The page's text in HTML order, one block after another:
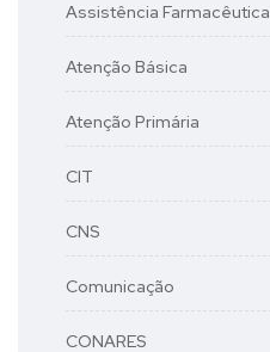
Assistência Farmacêutica
Atenção Básica
Atenção Primária
CIT
CNS
Comunicação
CONARES